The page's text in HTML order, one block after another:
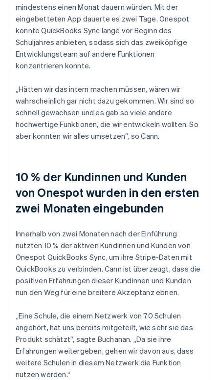
mindestens einen Monat dauern würden. Mit der
eingebetteten App dauerte es zwei Tage. Onespot
konnte QuickBooks Sync lange vor Beginn des
Schuljahres anbieten, sodass sich das zweiköpfige
Entwicklungsteam auf andere Funktionen
konzentrieren konnte.
„Hätten wir das intern machen müssen, wären wir
wahrscheinlich gar nicht dazu gekommen. Wir sind so
schnell gewachsen und es gab so viele andere
hochwertige Funktionen, die wir entwickeln wollten. So
aber konnten wir alles umsetzen“, so Cann.
10 % der Kundinnen und Kunden
von Onespot wurden in den ersten
zwei Monaten eingebunden
Innerhalb von zwei Monaten nach der Einführung
nutzten 10 % der aktiven Kundinnen und Kunden von
Onespot QuickBooks Sync, um ihre Stripe-Daten mit
QuickBooks zu verbinden. Cann ist überzeugt, dass die
positiven Erfahrungen dieser Kundinnen und Kunden
nun den Weg für eine breitere Akzeptanz ebnen.
„Eine Schule, die einem Netzwerk von 70 Schulen
angehört, hat uns bereits mitgeteilt, wie sehr sie das
Produkt schätzt“, sagte Buchanan. „Da sie ihre
Erfahrungen weitergeben, gehen wir davon aus, dass
weitere Schulen in diesem Netzwerk die Funktion
nutzen werden.“